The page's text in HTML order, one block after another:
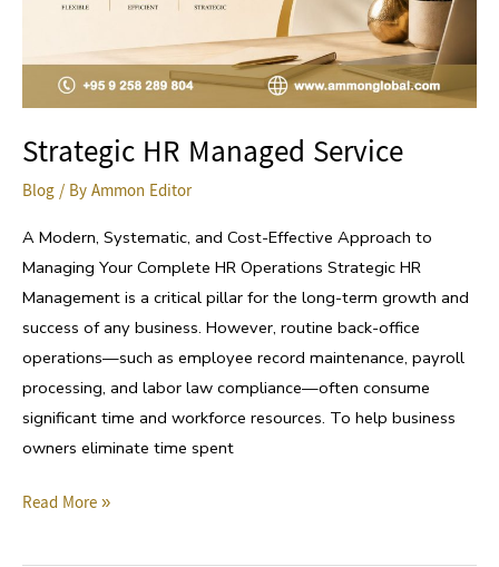
Strategic HR Managed Service
Blog/ ByAmmon Editor
A Modern, Systematic, and Cost-Effective Approach to
Managing Your Complete HR Operations Strategic HR
Management is a critical pillar for the long-term growth and
success of any business. However, routine back-office
operations—such as employee record maintenance, payroll
processing, and labor law compliance—often consume
significant time and workforce resources. To help business
owners eliminate time spent
Read More »